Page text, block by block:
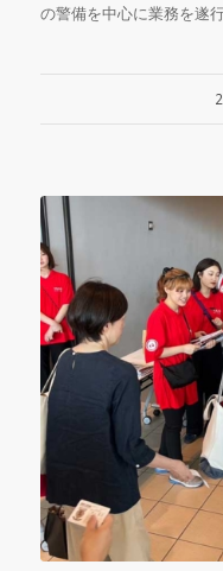
の警備を中心に業務を遂